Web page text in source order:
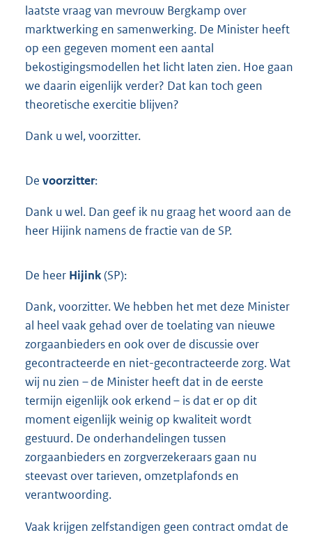
laatste vraag van mevrouw Bergkamp over
marktwerking en samenwerking. De Minister heeft
op een gegeven moment een aantal
bekostigingsmodellen het licht laten zien. Hoe gaan
we daarin eigenlijk verder? Dat kan toch geen
theoretische exercitie blijven?
Dank u wel, voorzitter.
De voorzitter:
Dank u wel. Dan geef ik nu graag het woord aan de
heer Hijink namens de fractie van de SP.
De heer Hijink(SP):
Dank, voorzitter. We hebben het met deze Minister
al heel vaak gehad over de toelating van nieuwe
zorgaanbieders en ook over de discussie over
gecontracteerde en niet-gecontracteerde zorg. Wat
wij nu zien – de Minister heeft dat in de eerste
termijn eigenlijk ook erkend – is dat er op dit
moment eigenlijk weinig op kwaliteit wordt
gestuurd. De onderhandelingen tussen
zorgaanbieders en zorgverzekeraars gaan nu
steevast over tarieven, omzetplafonds en
verantwoording.
Vaak krijgen zelfstandigen geen contract omdat de